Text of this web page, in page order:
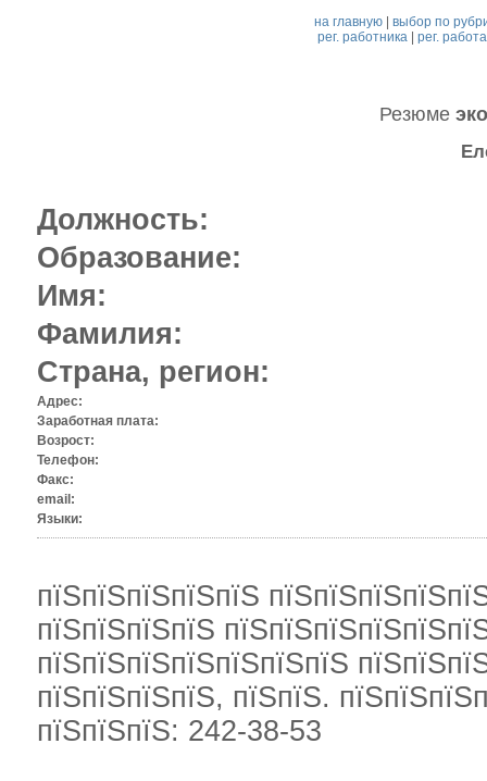
на главную |выбор по
рег. работника| рег.
Резюме
Должность:
Образование:
Имя:
Фамилия:
Страна, регион:
Адрес:
Заработная плата:
Возрост:
Телефон:
Факс:
email:
Языки:
пїЅпїЅпїЅпїЅпїЅ
пїЅпїЅпїЅпїЅ
пїЅпїЅпїЅпїЅпїЅпїЅпїЅ
пїЅпїЅпїЅпїЅ, пїЅпїЅ.
пїЅпїЅпїЅ: 242-38-53